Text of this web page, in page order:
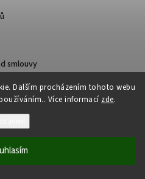
Dalším procházením tohoto webu
Více informací zde.
smlouvy